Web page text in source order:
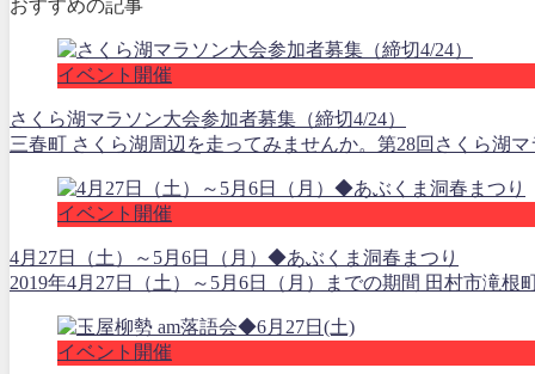
おすすめの記事
イベント開催
さくら湖マラソン大会参加者募集（締切4/24）
三春町 さくら湖周辺を走ってみませんか。第28回さくら湖
イベント開催
4月27日（土）～5月6日（月）◆あぶくま洞春まつり
2019年4月27日（土）～5月6日（月）までの期間 田村市滝
イベント開催